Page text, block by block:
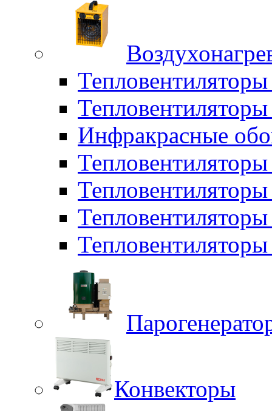
Тепловентиляторы
Инфракрасные
Конвекторы